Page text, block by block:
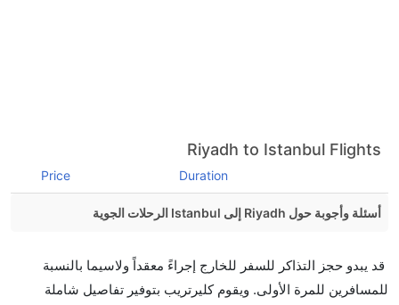
Riyadh to Istanbul Flights
Duration
Price
أسئلة وأجوبة حول Riyadh إلى Istanbul الرحلات الجوية
إلىاسطنبول مما تستغرقه الخطوط الجوية الأخرى؟
نعم. توفر كل من أسرع رحلات الطيران على هذا الطريق،
قد يبدو حجز التذاكر للسفر للخارج إجراءً معقداً ولاسيما بالنسبة
للمسافرين للمرة الأولى. ويقوم كليرتريب بتوفير تفاصيل شاملة